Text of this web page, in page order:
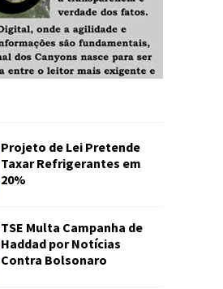
Projeto de Lei Pretende
Taxar Refrigerantes em
20%
TSE Multa Campanha de
Haddad por Notícias
Contra Bolsonaro